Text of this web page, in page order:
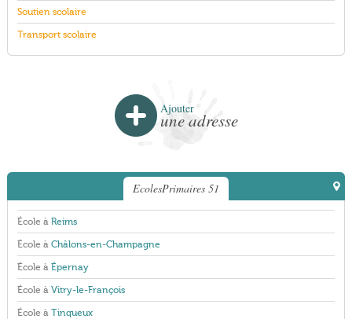
Soutien scolaire
Transport scolaire
Ajouter
une adresse
EcolesPrimaires 51
École à Reims
École à Châlons-en-Champagne
École à Épernay
École à Vitry-le-François
École à Tinqueux